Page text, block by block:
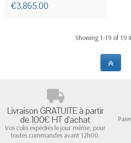
€3,865.00
Showing 1-19 of 19
Livraison GRATUITE à partir
de 100€ HT d'achat
Vos colis expédiés le jour même, pour
toutes commandes avant 12h00.